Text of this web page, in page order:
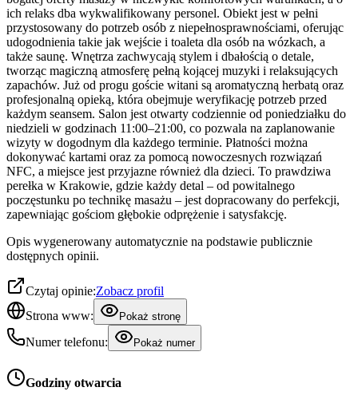
ich relaks dba wykwalifikowany personel. Obiekt jest w pełni
przystosowany do potrzeb osób z niepełnosprawnościami, oferując
udogodnienia takie jak wejście i toaleta dla osób na wózkach, a
także saunę. Wnętrza zachwycają stylem i dbałością o detale,
tworząc magiczną atmosferę pełną kojącej muzyki i relaksujących
zapachów. Już od progu goście witani są aromatyczną herbatą oraz
profesjonalną opieką, która obejmuje weryfikację potrzeb przed
każdym seansem. Salon jest otwarty codziennie od poniedziałku do
niedzieli w godzinach 11:00–21:00, co pozwala na zaplanowanie
wizyty w dogodnym dla każdego terminie. Płatności można
dokonywać kartami oraz za pomocą nowoczesnych rozwiązań
NFC, a miejsce jest przyjazne również dla dzieci. To prawdziwa
perełka w Krakowie, gdzie każdy detal – od powitalnego
poczęstunku po technikę masażu – jest dopracowany do perfekcji,
zapewniając gościom głębokie odprężenie i satysfakcję.
Opis wygenerowany automatycznie na podstawie publicznie
dostępnych opinii.
Czytaj opinie:Zobacz profil
Strona www:
Pokaż stronę
Numer telefonu: Pokaż numer
Godziny otwarcia